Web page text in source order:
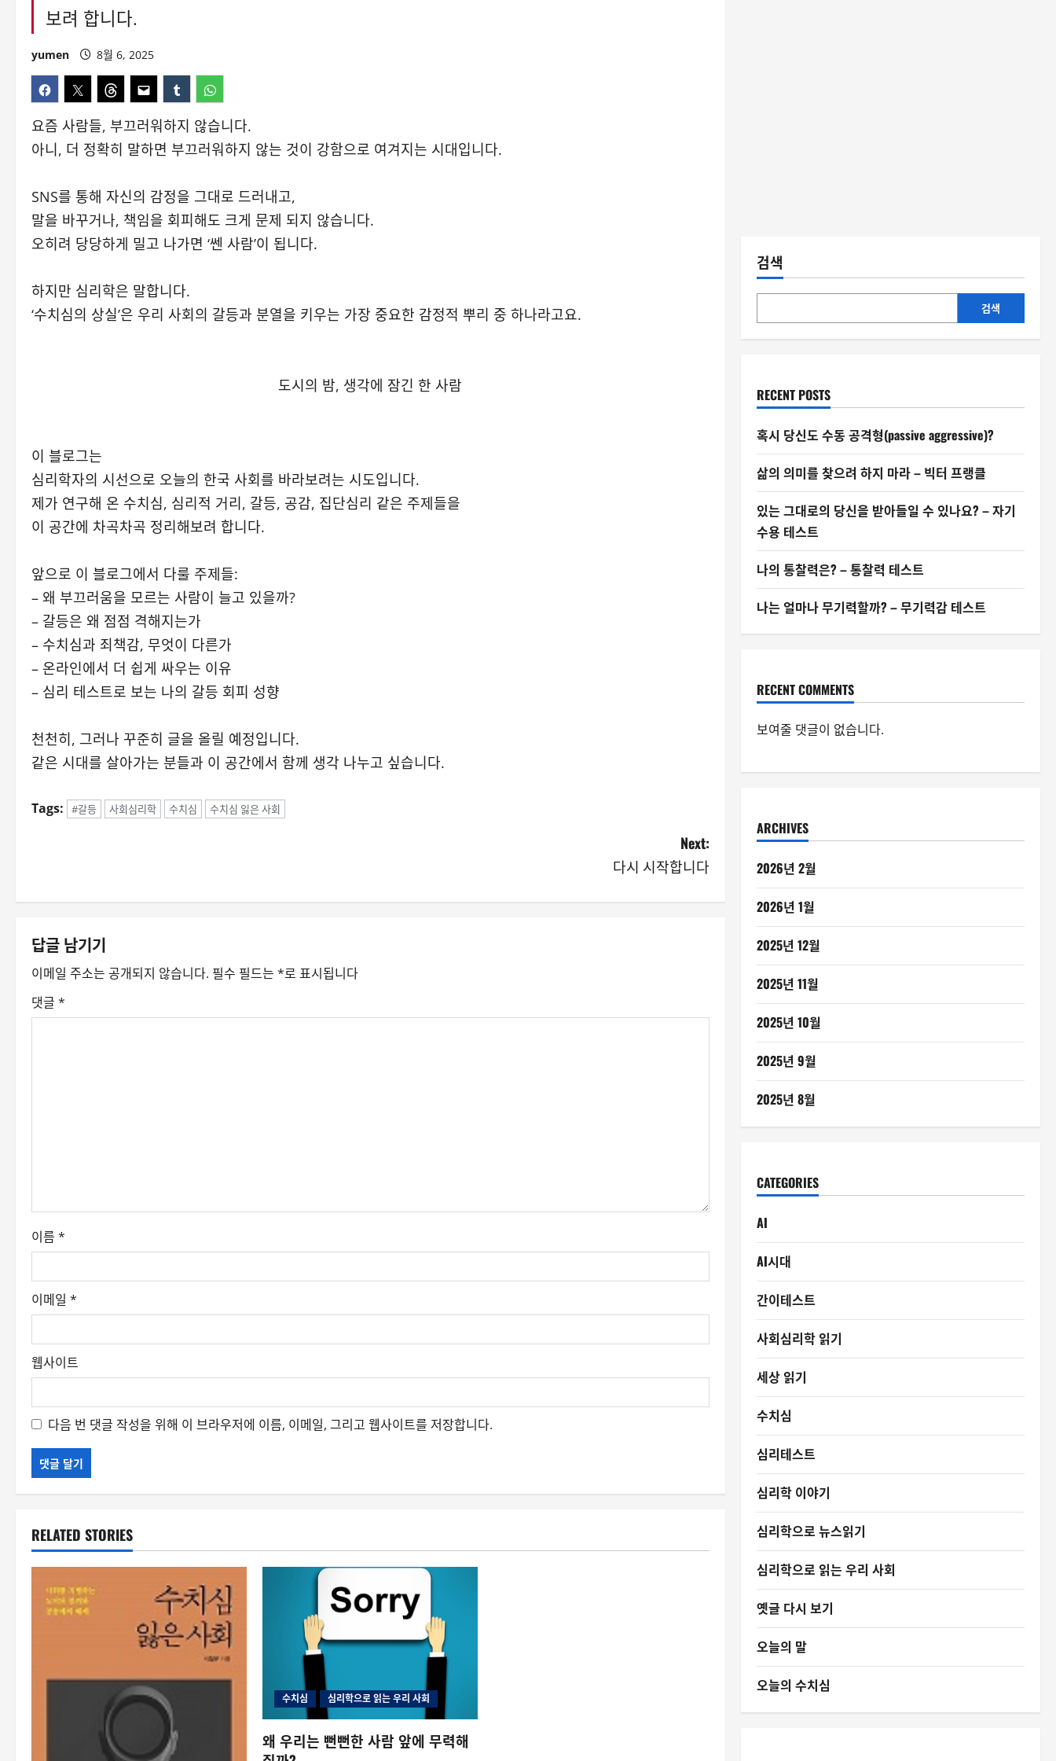
보려 합니다.
yumen 8월 6, 2025
요즘 사람들, 부끄러워하지 않습니다.
아니, 더 정확히 말하면 부끄러워하지 않는 것이 강함으로 여겨지는 시대입니다.
SNS를 통해 자신의 감정을 그대로 드러내고,
말을 바꾸거나, 책임을 회피해도 크게 문제 되지 않습니다.
오히려 당당하게 밀고 나가면 ‘쎈 사람’이 됩니다.
하지만 심리학은 말합니다.
‘수치심의 상실’은 우리 사회의 갈등과 분열을 키우는 가장 중요한 감정적 뿌리 중 하나라고요.
도시의 밤, 생각에 잠긴 한 사람
이 블로그는
심리학자의 시선으로 오늘의 한국 사회를 바라보려는 시도입니다.
제가 연구해 온 수치심, 심리적 거리, 갈등, 공감, 집단심리 같은 주제들을
이 공간에 차곡차곡 정리해보려 합니다.
앞으로 이 블로그에서 다룰 주제들:
– 왜 부끄러움을 모르는 사람이 늘고 있을까?
– 갈등은 왜 점점 격해지는가
– 수치심과 죄책감, 무엇이 다른가
– 온라인에서 더 쉽게 싸우는 이유
– 심리 테스트로 보는 나의 갈등 회피 성향
천천히, 그러나 꾸준히 글을 올릴 예정입니다.
같은 시대를 살아가는 분들과 이 공간에서 함께 생각 나누고 싶습니다.
Tags: #갈등 사회심리학 수치심 수치심 잃은 사회
s
t
n
a
i
o
n
Next:
다시 시작합니다
답글 남기기
이메일 주소는 공개되지 않습니다. 필수 필드는 *로 표시됩니다
댓글 *
이름 *
이메일 *
웹사이트
다음 번 댓글 작성을 위해 이 브라우저에 이름, 이메일, 그리고 웹사이트를 저장합니다.
RELATED STORIES
수치심 심리학으로 읽는 우리 사회
왜 우리는 뻔뻔한 사람 앞에 무력해
검색
검색
RECENT POSTS
혹시 당신도 수동 공격형(passive aggressive)?
삶의 의미를 찾으려 하지 마라 – 빅터 프랭클
있는 그대로의 당신을 받아들일 수 있나요? – 자기
수용 테스트
나의 통찰력은? – 통찰력 테스트
나는 얼마나 무기력할까? – 무기력감 테스트
RECENT COMMENTS
보여줄 댓글이 없습니다.
ARCHIVES
2026년 2월
2026년 1월
2025년 12월
2025년 11월
2025년 10월
2025년 9월
2025년 8월
CATEGORIES
AI
AI시대
간이테스트
사회심리학 읽기
세상 읽기
수치심
심리테스트
심리학 이야기
심리학으로 뉴스읽기
심리학으로 읽는 우리 사회
옛글 다시 보기
오늘의 말
오늘의 수치심